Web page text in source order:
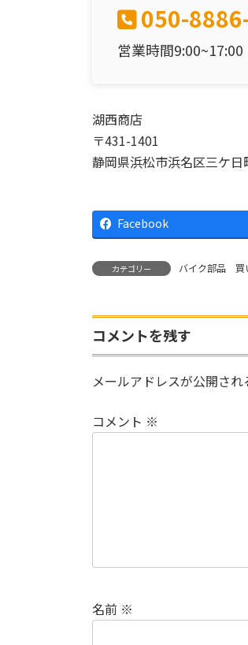
050-
営業時間9:00~17:00
湖西商店
〒431-1401
静岡県浜松市浜名区三ケ
Facebook
カテゴリー バイク部品 買
コメントを残す
メールアドレスが公開され
コメント ※
名前 ※